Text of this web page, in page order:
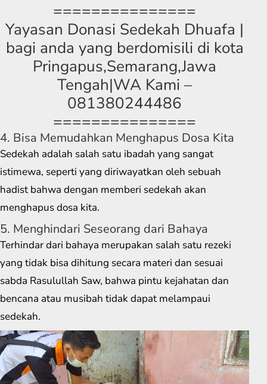
===============
Yayasan Donasi Sedekah Dhuafa |
bagi anda yang berdomisili di kota
Pringapus,Semarang,Jawa
Tengah|WA Kami –
081380244486
===============
4. Bisa Memudahkan Menghapus Dosa Kita
Sedekah adalah salah satu ibadah yang sangat
istimewa, seperti yang diriwayatkan oleh sebuah
hadist bahwa dengan memberi sedekah akan
menghapus dosa kita.
5. Menghindari Seseorang dari Bahaya
Terhindar dari bahaya merupakan salah satu rezeki
yang tidak bisa dihitung secara materi dan sesuai
sabda Rasulullah Saw, bahwa pintu kejahatan dan
bencana atau musibah tidak dapat melampaui
sedekah.